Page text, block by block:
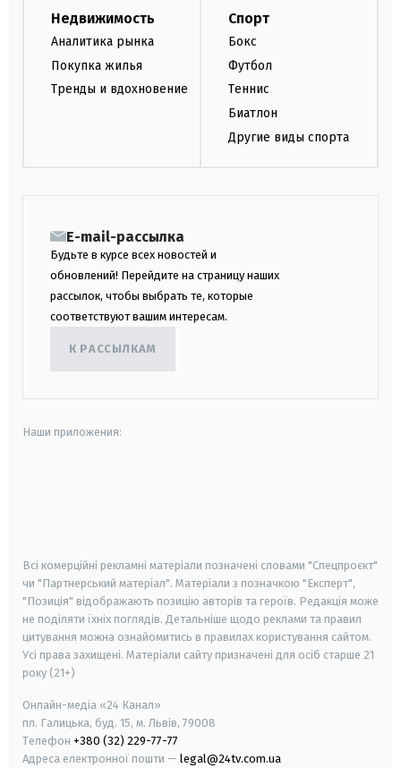
Недвижимость
Аналитика рынка
Покупка жилья
Тренды и вдохновение
Спорт
Бокс
Футбол
Теннис
Биатлон
Другие виды спорта
E-mail-рассылка
Будьте в курсе всех новостей и
обновлений! Перейдите на страницу наших
рассылок, чтобы выбрать те, которые
соответствуют вашим интересам.
К РАССЫЛКАМ
Наши приложения:
Всі комерційні рекламні матеріали позначені словами "Спецпроєкт"
чи "Партнерський матеріал". Матеріали з позначкою "Експерт",
"Позиція" відображають позицію авторів та героїв. Редакція може
не поділяти їхніх поглядів. Детальніше щодо реклами та правил
цитування можна ознайомитись в правилах користування сайтом.
Усі права захищені. Матеріали сайту призначені для осіб старше 21
року (21+)
Онлайн-медіа «24 Канал»
пл. Галицька, буд. 15, м. Львів, 79008
Телефон +380 (32) 229-77-77
Адреса електронної пошти — legal@24tv.com.ua